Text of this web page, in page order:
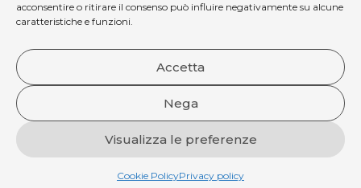
acconsentire o ritirare il consenso può influire negativamente su alcune
caratteristiche e funzioni.
Accetta
Nega
Visualizza le preferenze
Cookie PolicyPrivacy policy
Assicurativo
Ambiente, sicurezza e medicina del lavoro
Copyright 2004 - 2026 Confartigianato Terni. P. I. 00787780550 .
Privacy policy Preferenza cookie
Portale|CRM Aziendale